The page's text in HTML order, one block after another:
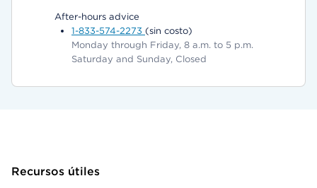
After-hours advice
1-833-574-2273 (sin costo)
Monday through Friday, 8 a.m. to 5 p.m.
Saturday and Sunday, Closed
Recursos útiles